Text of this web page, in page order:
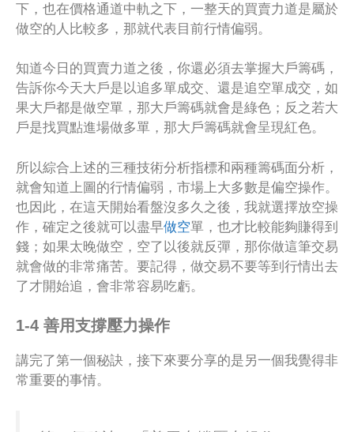
下，也在價格通道中軌之下，一整天的買賣力道是屬於
做空的人比較多，那就代表目前行情偏弱。
知道今日的買賣力道之後，你還必須去掌握大戶籌碼，
告訴你今天大戶是以追多單成交、還是追空單成交，如
果大戶都是做空單，那大戶籌碼就會是綠色；反之若大
戶是找買點進場做多單，那大戶籌碼就會呈現紅色。
所以綜合上述的三種技術分析指標和兩種籌碼面分析，
就會知道上圖的行情偏弱，市場上大多數是偏空操作。
也因此，在這天開始看盤沒多久之後，我就選擇放空操
作，確定之後就可以盡早做空單，也才比較能夠賺得到
錢；如果太晚做空，空了以後就反彈，那你做這筆交易
就會做的非常痛苦。要記得，做交易不要等到行情出去
了才開始追，會非常容易吃虧。
1-4 善用支撐壓力操作
講完了第一個秘訣，接下來要分享的是另一個我覺得非
常重要的事情。